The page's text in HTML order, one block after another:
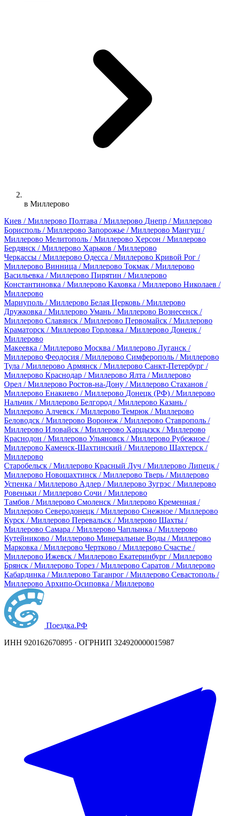
в Миллерово
Киев / Миллерово Полтава / Миллерово Днепр / Миллерово
Борисполь / Миллерово Запорожье / Миллерово Мангуш /
Миллерово Мелитополь / Миллерово Херсон / Миллерово
Бердянск / Миллерово Харьков / Миллерово
Черкассы / Миллерово Одесса / Миллерово Кривой Рог /
Миллерово Винница / Миллерово Токмак / Миллерово
Васильевка / Миллерово Пирятин / Миллерово
Константиновка / Миллерово Каховка / Миллерово Николаев /
Миллерово
Мариуполь / Миллерово Белая Церковь / Миллерово
Дружковка / Миллерово Умань / Миллерово Вознесенск /
Миллерово Славянск / Миллерово Первомайск / Миллерово
Краматорск / Миллерово Горловка / Миллерово Донецк /
Миллерово
Макеевка / Миллерово Москва / Миллерово Луганск /
Миллерово Феодосия / Миллерово Симферополь / Миллерово
Тула / Миллерово Армянск / Миллерово Санкт-Петербург /
Миллерово Краснодар / Миллерово Ялта / Миллерово
Орел / Миллерово Ростов-на-Дону / Миллерово Стаханов /
Миллерово Енакиево / Миллерово Донецк (РФ) / Миллерово
Нальчик / Миллерово Белгород / Миллерово Казань /
Миллерово Алчевск / Миллерово Темрюк / Миллерово
Беловодск / Миллерово Воронеж / Миллерово Ставрополь /
Миллерово Иловайск / Миллерово Харцызск / Миллерово
Краснодон / Миллерово Ульяновск / Миллерово Рубежное /
Миллерово Каменск-Шахтинский / Миллерово Шахтерск /
Миллерово
Старобельск / Миллерово Красный Луч / Миллерово Липецк /
Миллерово Новошахтинск / Миллерово Тверь / Миллерово
Успенка / Миллерово Адлер / Миллерово Зугрэс / Миллерово
Ровеньки / Миллерово Сочи / Миллерово
Тамбов / Миллерово Смоленск / Миллерово Кременная /
Миллерово Северодонецк / Миллерово Снежное / Миллерово
Курск / Миллерово Перевальск / Миллерово Шахты /
Миллерово Самара / Миллерово Чаплынка / Миллерово
Кутейниково / Миллерово Минеральные Воды / Миллерово
Марковка / Миллерово Чертково / Миллерово Счастье /
Миллерово Ижевск / Миллерово Екатеринбург / Миллерово
Брянск / Миллерово Торез / Миллерово Саратов / Миллерово
Кабардинка / Миллерово Таганрог / Миллерово Севастополь /
Миллерово Архипо-Осиповка / Миллерово
Поездка.РФ
ИНН 920162670895 · ОГРНИП 324920000015987